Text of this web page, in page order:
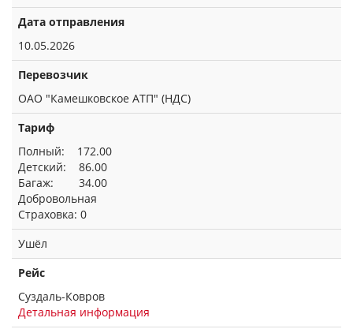
Дата отправления
10.05.2026
Перевозчик
ОАО "Камешковское АТП" (НДС)
Тариф
Полный: 172.00
Детский: 86.00
Багаж: 34.00
Добровольная
Страховка: 0
Ушёл
Рейс
Суздаль-Ковров
Детальная информация